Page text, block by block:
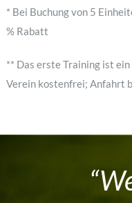
* Bei Buchung von 5
% Rabatt
** Das erste Training ist
Verein kostenfrei; Anfahrt